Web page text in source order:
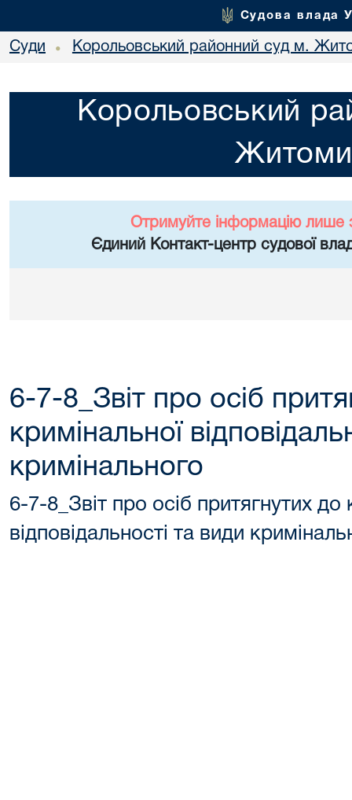
Судова влада
Суди • Корольовський районний суд м.
Корольовський
Отримуйте інформацію лише
Єдиний Контакт-центр судової
6-7-8_Звіт про осіб
кримінальної
кримінального
6-7-8_Звіт про осіб притягнутих до
відповідальності та види